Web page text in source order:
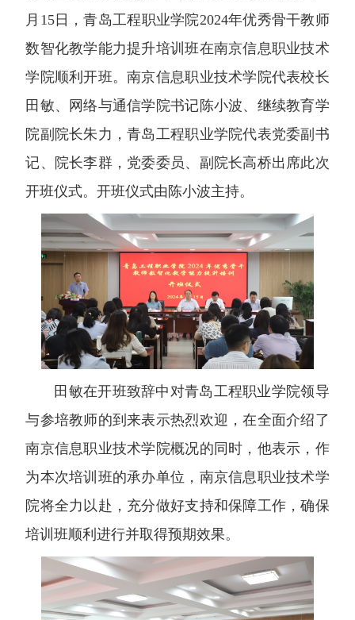
月15日，青岛工程职业学院2024年优秀骨干教师
数智化教学能力提升培训班在南京信息职业技术
学院顺利开班。南京信息职业技术学院代表校长
田敏、网络与通信学院书记陈小波、继续教育学
院副院长朱力，青岛工程职业学院代表党委副书
记、院长李群，党委委员、副院长高桥出席此次
开班仪式。开班仪式由陈小波主持。
田敏在开班致辞中对青岛工程职业学院领导
与参培教师的到来表示热烈欢迎，在全面介绍了
南京信息职业技术学院概况的同时，他表示，作
为本次培训班的承办单位，南京信息职业技术学
院将全力以赴，充分做好支持和保障工作，确保
培训班顺利进行并取得预期效果。